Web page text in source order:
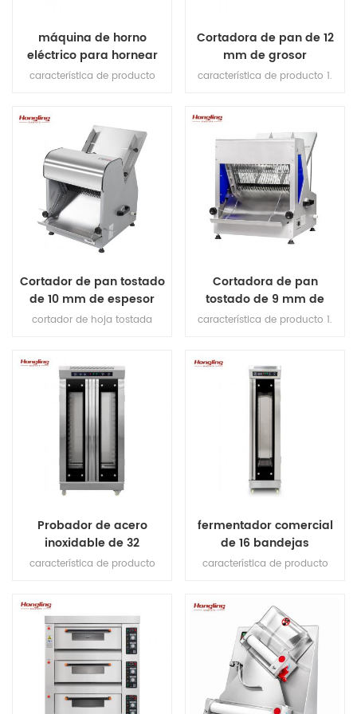
máquina de horno
eléctrico para hornear
pan de pizza de cubierta
característica de producto
3.con protección contra fugas.
4. garantía del calentador de
10 años. 5.con protección
contra sobrecalentamiento /
sobrecarga. 6. fuego superior 6
calentadores. fuego inferior 6
calentador.
Cortadora de pan de 12
mm de grosor
característica de producto 1.
pan 380mm. 3.Capacidad de
producción 200-300pcs / h. 4.
motor de cobre en el interior.
Plataforma de 5,1 mm de
espesor de acero inoxidable
6.espesor de corte: 12 mm
Cortador de pan tostado
de 10 mm de espesor
cortador de hoja tostada
elección, pero si tiene otros
requisitos, contáctenos para
hacer sus rebanadoras
personalizadas.
Cortadora de pan
tostado de 9 mm de
grosor
característica de producto 1.
pan 380mm. 3.Capacidad de
producción 200-300pcs / h. 4.
motor de cobre en el interior.
Plataforma de 5,1 mm de
espesor de corte: 10 mm
Probador de acero
inoxidable de 32
bandejas para
característica de producto
tanque de agua 3.pantalla
digital de control de
temporizador 4.inyección
automática de agua
5.ventilador de circulación
incorporado 6.Distancia
ajustable de bandeja a
fermentador comercial
de 16 bandejas
característica de producto
tanque de agua 3.pantalla
digital de control de
temporizador 4.inyección
automática de agua
5.ventilador de circulación
incorporado 6.Distancia
ajustable de bandeja a